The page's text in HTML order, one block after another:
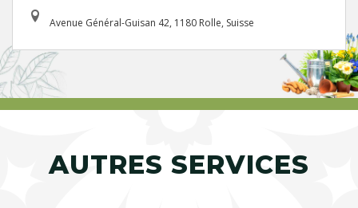
Avenue Général-Guisan 42, 1180 Rolle, Suisse
AUTRES SERVICES